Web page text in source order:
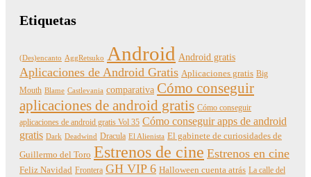
Etiquetas
(Des)encanto AggRetsuko Android Android gratis
Aplicaciones de Android Gratis Aplicaciones gratis Big
Mouth Blame Castlevania comparativa Cómo conseguir
aplicaciones de android gratis Cómo conseguir
aplicaciones de android gratis Vol 35 Cómo conseguir apps de android
gratis Dark Deadwind Dracula El Alienista El gabinete de curiosidades de
Guillermo del Toro Estrenos de cine Estrenos en cine
Feliz Navidad Frontera GH VIP 6 Halloween cuenta atrás La calle del